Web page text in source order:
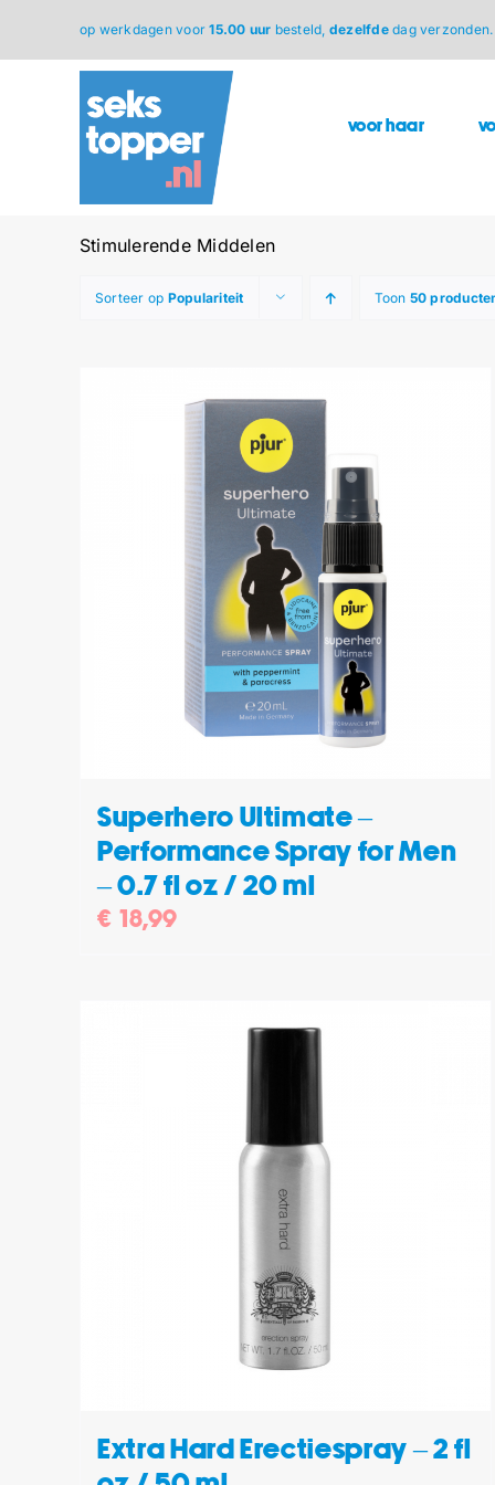
inhoud
op werkdagen voor15.00 uur besteld, dezelfdedag
voor haar
Stimulerende Middelen
Sorteer op Populariteit Toon 50
Superhero Ultimate –
Performance Spray for Men
– 0.7 fl oz / 20 ml
€ 18,99
TOEVOEGEN AAN WINKELWAGEN
DETAILS
Extra Hard Erectiespray – 2 fl
TOEVOEGEN AAN WINKELWAGEN